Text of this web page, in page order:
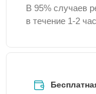
В 95% случаев
в течение 1-2